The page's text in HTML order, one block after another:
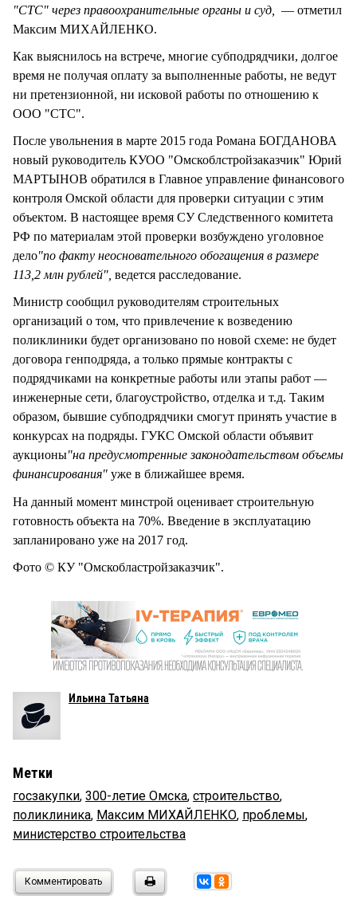
"СТС" через правоохранительные органы и суд,
— отметил
Максим МИХАЙЛЕНКО.
Как выяснилось на встрече, многие субподрядчики, долгое
время не получая оплату за выполненные работы, не ведут
ни претензионной, ни исковой работы по отношению к
ООО "СТС".
После увольнения в марте 2015 года Романа БОГДАНОВА
новый руководитель КУОО "Омскоблстройзаказчик" Юрий
МАРТЫНОВ обратился в Главное управление финансового
контроля Омской области для проверки ситуации с этим
объектом. В настоящее время СУ Следственного комитета
РФ по материалам этой проверки возбуждено уголовное
дело"по факту неосновательного обогащения в размере
113,2 млн рублей", ведется расследование.
Министр сообщил руководителям строительных
организаций о том, что привлечение к возведению
поликлиники будет организовано по новой схеме: не будет
договора генподряда, а только прямые контракты с
подрядчиками на конкретные работы или этапы работ —
инженерные сети, благоустройство, отделка и т.д. Таким
образом, бывшие субподрядчики смогут принять участие в
конкурсах на подряды. ГУКС Омской области объявит
аукционы"на предусмотренные законодательством объемы
финансирования" уже в ближайшее время.
На данный момент минстрой оценивает строительную
готовность объекта на 70%. Введение в эксплуатацию
запланировано уже на 2017 год.
Фото © КУ "Омскобластройзаказчик".
Ильина Татьяна
Метки
госзакупки, 300-летие Омска, строительство,
поликлиника, Максим МИХАЙЛЕНКО, проблемы,
министерство строительства
Комментировать